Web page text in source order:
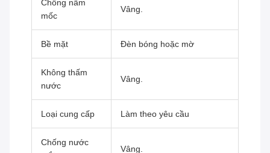
Chống nấm
mốc
Vâng.
Bề mặt Đèn bóng hoặc mờ
Không thấm
nước
Vâng.
Loại cung cấp Làm theo yêu cầu
Chống nước
Vâng.